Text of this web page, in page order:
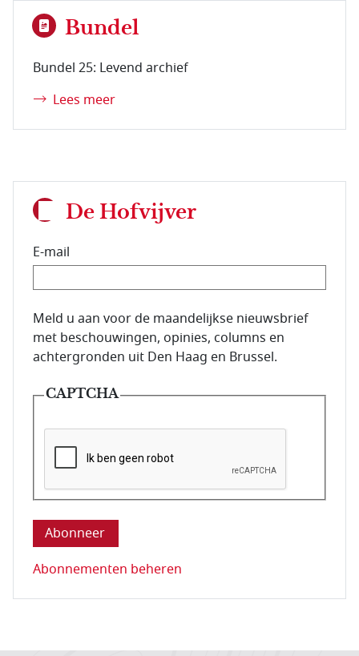
Bundel
Bundel 25: Levend archief
Lees meer
De Hofvijver
E-mail
E-mailadres van de abonnee.
Meld u aan voor de maandelijkse nieuwsbrief
met beschouwingen, opinies, columns en
achtergronden uit Den Haag en Brussel.
CAPTCHA
Deze vraag is om te controleren dat u een mens
Abonnementen beheren